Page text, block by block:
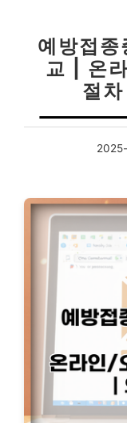
예방접종
교 | 온
절